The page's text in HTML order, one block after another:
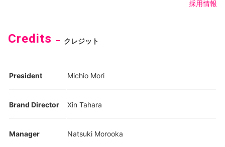
採用情報
Credits クレジット
President Michio Mori
Brand Director Xin Tahara
Manager Natsuki Morooka